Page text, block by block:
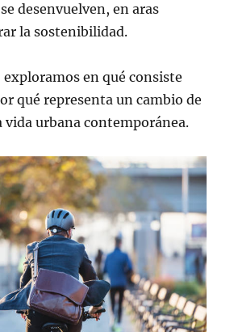
desenvuelven, en aras
la sostenibilidad.
en qué consiste
qué representa un cambio de
vida urbana contemporánea.